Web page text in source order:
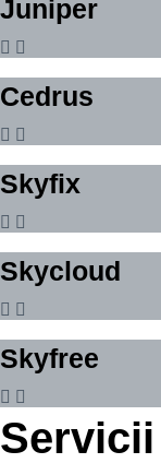
Juniper
Cedrus
Skyfix
Skycloud
Skyfree
Servicii